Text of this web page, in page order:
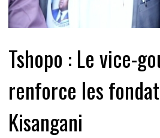
Tshopo : Le vice-
renforce les
Kisangani